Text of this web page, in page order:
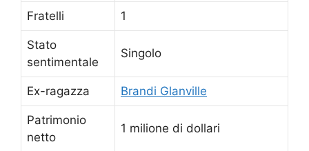
Fratelli 1
Stato
sentimentale
Singolo
Ex-ragazza Brandi Glanville
Patrimonio
netto
1 milione di dollari